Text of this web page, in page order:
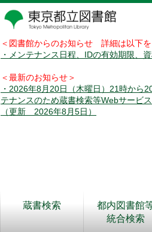
＜図書館からのお知らせ 詳細は以下
・メンテナンス日程、IDの有効期限、
＜最新のお知らせ＞
・2026年8月20日（木曜日）21時から
テナンスのため蔵書検索等Webサービ
（更新 2026年8月5日）
蔵書検索
都内図書館
統合検索